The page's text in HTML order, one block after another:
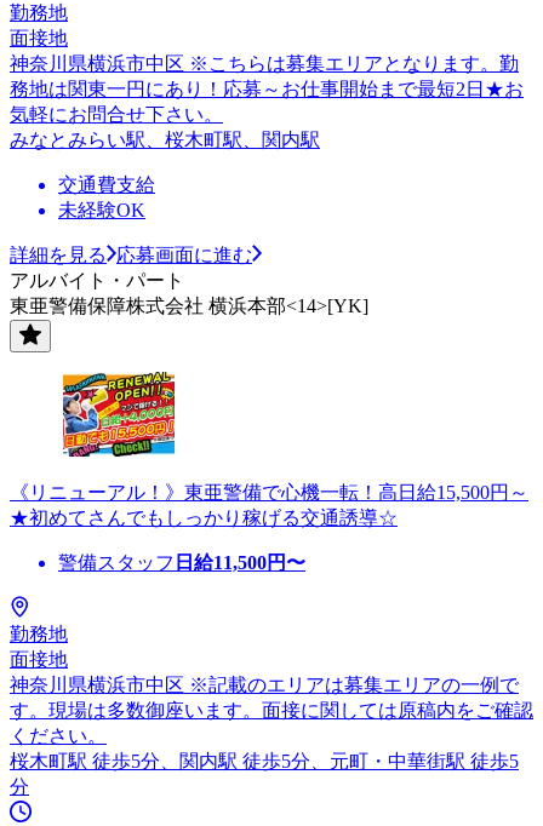
勤務地
面接地
神奈川県横浜市中区 ※こちらは募集エリアとなります。勤
務地は関東一円にあり！応募～お仕事開始まで最短2日★お
気軽にお問合せ下さい。
みなとみらい駅、桜木町駅、関内駅
交通費支給
未経験OK
詳細を見る
応募画面に進む
アルバイト・パート
東亜警備保障株式会社 横浜本部<14>[YK]
《リニューアル！》東亜警備で心機一転！高日給15,500円～
★初めてさんでもしっかり稼げる交通誘導☆
警備スタッフ 日給11,500円〜
勤務地
面接地
神奈川県横浜市中区 ※記載のエリアは募集エリアの一例で
す。現場は多数御座います。面接に関しては原稿内をご確認
ください。
桜木町駅 徒歩5分、関内駅 徒歩5分、元町・中華街駅 徒歩5
分